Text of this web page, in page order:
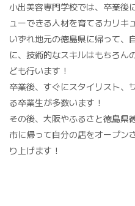
小出美容専門学校では、卒業後
ューできる人材を育てるカリキ
いずれ地元の徳島県に帰って、
に、技術的なスキルはもちろん
ども行います！
卒業後、すぐにスタイリスト、
る卒業生が多数います！
その後、大阪やふるさと徳島県
市に帰って自分の店をオープン
り上げます！